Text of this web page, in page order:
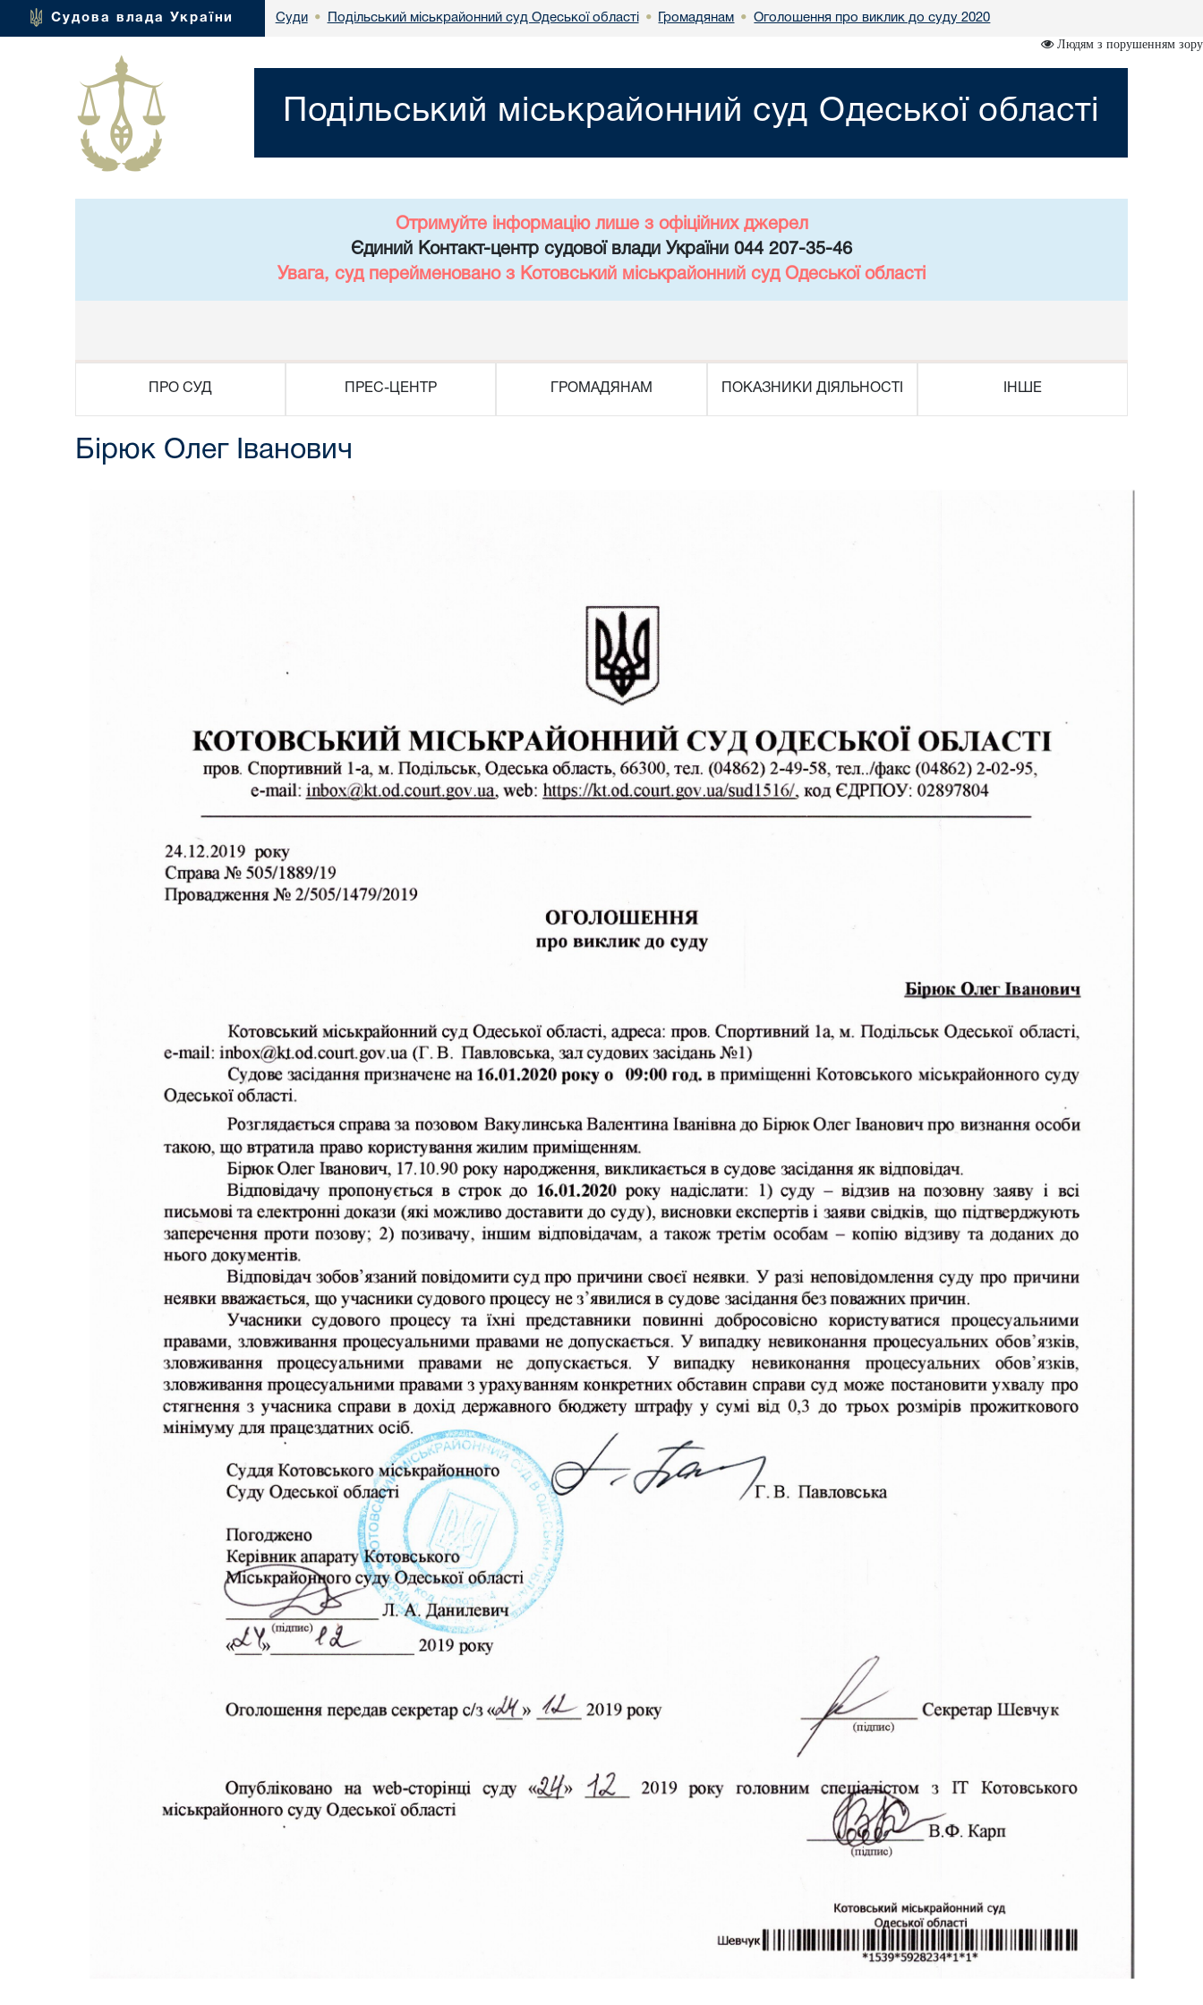
Судова влада України Суди • Подільський міськрайонний суд Одеської області • Громадянам • Оголошення про виклик до суду 2020
Людям з порушенням зору
Подільський міськрайонний суд Одеської області
Отримуйте інформацію лише з офіційних джерел
Єдиний Контакт-центр судової влади України 044 207-35-46
Увага, суд перейменовано з Котовський міськрайонний суд Одеської області
ПРО СУД ПРЕС-ЦЕНТР ГРОМАДЯНАМ ПОКАЗНИКИ ДІЯЛЬНОСТІ ІНШЕ
Бірюк Олег Іванович